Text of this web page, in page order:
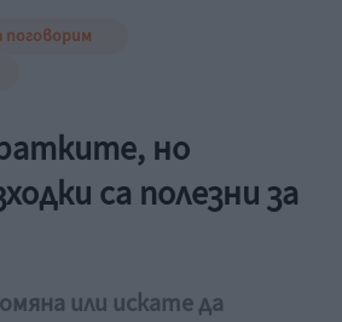
поговорим
но
са полезни за
или искате да